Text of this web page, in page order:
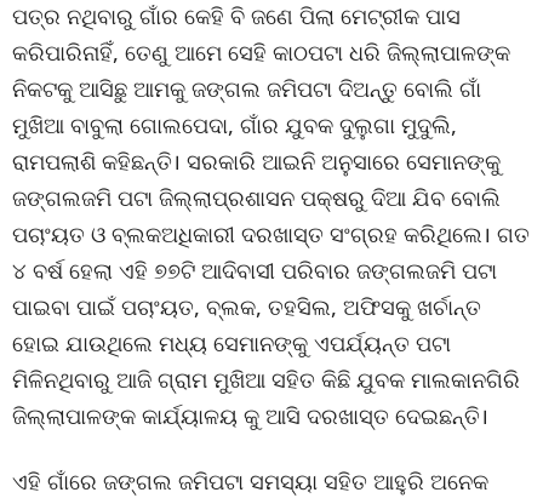
ପତ୍ର ନଥିବାରୁ ଗାଁର କେହି ବି ଜଣେ ପିଲା ମେଟ୍ରୀକ ପାସ
କରିପାରିନାହିଁ, ତେଣୁ ଆମେ ସେହି କାଠପଟା ଧରି ଜିଲ୍ଲାପାଳଙ୍କ
ନିକଟକୁ ଆସିଛୁ ଆମକୁ ଜଙ୍ଗଲ ଜମିପଟା ଦିଅନ୍ତୁ ବୋଲି ଗାଁ
ମୁଖିଆ ବାବୁଲା ଗୋଲପେଦା, ଗାଁର ଯୁବକ ଦୁଲୁଗା ମୁଦୁଲି,
ରାମପଲାଶି କହିଛନ୍ତି। ସରକାରି ଆଇନି ଅନୁସାରେ ସେମାନଙ୍କୁ
ଜଙ୍ଗଲଜମି ପଟା ଜିଲ୍ଲାପ୍ରଶାସନ ପକ୍ଷରୁ ଦିଆ ଯିବ ବୋଲି
ପଚାଂୟତ ଓ ବ୍ଲକଅଧିକାରୀ ଦରଖାସ୍ତ ସଂଗ୍ରହ କରିଥିଲେ। ଗତ
୪ ବର୍ଷ ହେଲା ଏହି ୭୭ଟି ଆଦିବାସୀ ପରିବାର ଜଙ୍ଗଲଜମି ପଟା
ପାଇବା ପାଇଁ ପଚାଂୟତ, ବ୍ଲକ, ତହସିଲ, ଅଫିସକୁ ଖର୍ଚାନ୍ତ
ହୋଇ ଯାଉଥିଲେ ମଧ୍ୟ ସେମାନଙ୍କୁ ଏପର୍ଯ୍ୟନ୍ତ ପଟା
ମିଳିନଥିବାରୁ ଆଜି ଗ୍ରାମ ମୁଖିଆ ସହିତ କିଛି ଯୁବକ ମାଲକାନଗିରି
ଜିଲ୍ଲାପାଳଙ୍କ କାର୍ଯ୍ୟାଳୟ କୁ ଆସି ଦରଖାସ୍ତ ଦେଇଛନ୍ତି।
ଏହି ଗାଁରେ ଜଙ୍ଗଲ ଜମିପଟା ସମସ୍ୟା ସହିତ ଆହୁରି ଅନେକ